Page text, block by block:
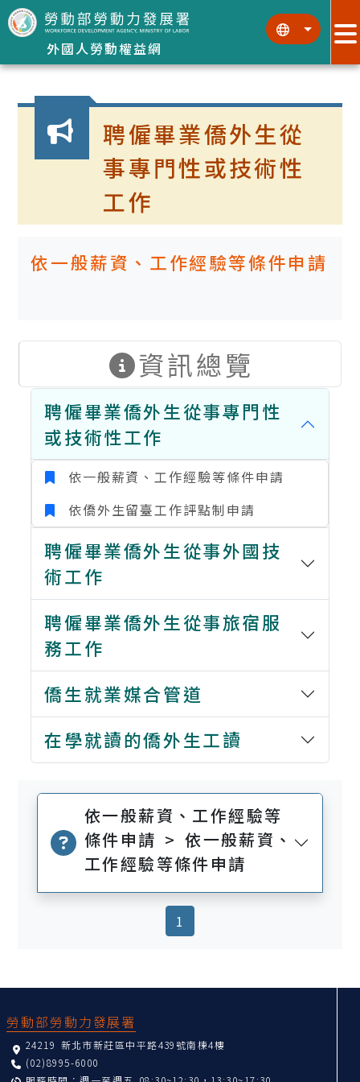
跳到主要內容區塊
外國人勞動權益網
::: :::
:::
聘僱畢業僑外生從
事專門性或技術性
工作
依一般薪資、工作經驗等條件申請
資訊總覽
聘僱畢業僑外生從事專門性
或技術性工作
依一般薪資、工作經驗等條件申請
依僑外生留臺工作評點制申請
聘僱畢業僑外生從事外國技
術工作
聘僱畢業僑外生從事旅宿服
務工作
僑生就業媒合管道
在學就讀的僑外生工讀
依一般薪資、工作經驗等
條件申請 > 依一般薪資、
工作經驗等條件申請
1
勞動部勞動力發展署
24219 新北市新莊區中平路439號南棟4樓
(02)8995-6000